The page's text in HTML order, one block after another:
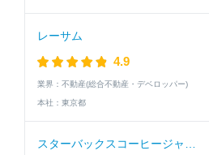
レーサム
4.9
業界： 不動産(総合不動産・デベロッパー)
本社： 東京都